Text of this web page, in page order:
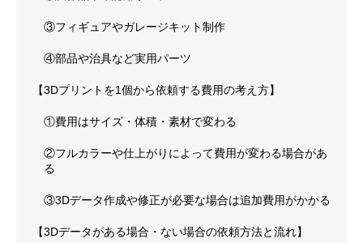
③フィギュアやガレージキット制作
④部品や治具など実用パーツ
【3Dプリントを1個から依頼する費用の考え方】
①費用はサイズ・体積・素材で変わる
②フルカラーや仕上がりによって費用が変わる場合があ
る
③3Dデータ作成や修正が必要な場合は追加費用がかかる
【3Dデータがある場合・ない場合の依頼方法と流れ】